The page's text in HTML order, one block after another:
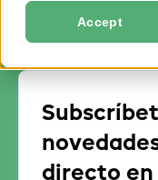
Accept
gestión del
innovadores en
directo en